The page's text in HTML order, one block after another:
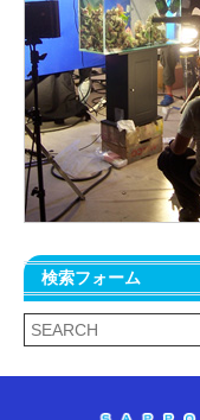
検索フォーム